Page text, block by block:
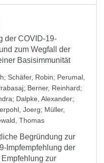
der COVID-19-
zum Wegfall der
Basisimmunität
; Schäfer, Robin; Perumal,
; Berner, Reinhard;
; Dalpke, Alexander;
Joerg; Müller,
Thomas
Begründung zur
Impfempfehlung der
zur